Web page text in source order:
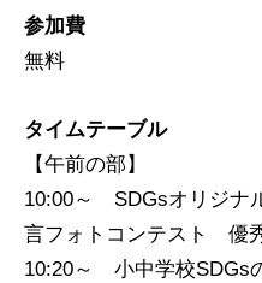
参加費
無料
タイムテーブル
【午前の部】
10:00～ SDGsオリジナ
言フォトコンテスト 優
10:20～ 小中学校SDGs